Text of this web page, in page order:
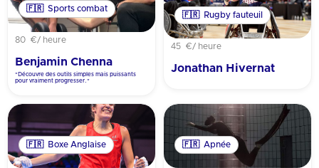
🇫🇷 Sports combat
80 €/ heure
Benjamin Chenna
"Découvre des outils simples mais puissants
pour vraiment progresser."
🇫🇷 Rugby fauteuil
45 €/ heure
Jonathan Hivernat
🇫🇷 Boxe Anglaise 🇫🇷 Apnée